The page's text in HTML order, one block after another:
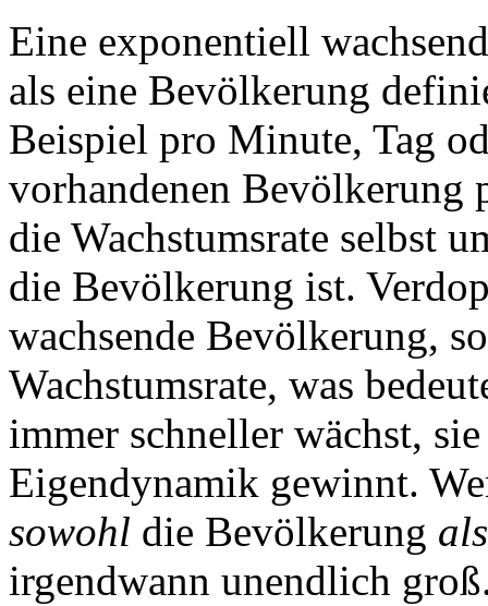
Eine exponentiell
als eine Bevölkerung
Beispiel pro Minute, Tag
vorhandenen Bevölkerung
die Wachstumsrate selbst
die Bevölkerung ist.
wachsende Bevölkerung,
Wachstumsrate, was
immer schneller wächst,
Eigendynamik gewinnt.
sowohl die Bevölkerung
irgendwann unendlich